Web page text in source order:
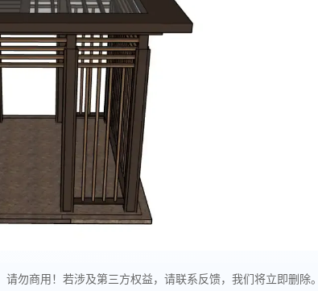
勿商用！若涉及第三方权益，请联系反馈，我们将立即删除。